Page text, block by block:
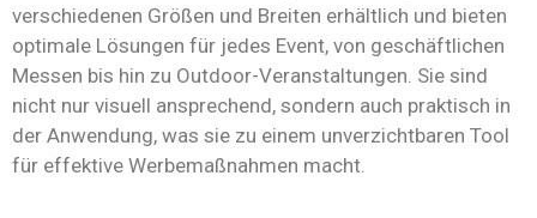
verschiedenen Größen und Breiten erhältlich und bieten
optimale Lösungen für jedes Event, von geschäftlichen
Messen bis hin zu Outdoor-Veranstaltungen. Sie sind
nicht nur visuell ansprechend, sondern auch praktisch in
der Anwendung, was sie zu einem unverzichtbaren Tool
für effektive Werbemaßnahmen macht.